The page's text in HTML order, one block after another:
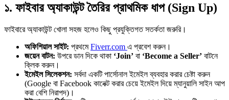
১. ফাইবার অ্যাকাউন্ট তৈরির প্রাথমিক ধাপ (Sign Up)
ফাইবারে অ্যাকাউন্ট খোলা সহজ হলেও কিছু প্রযুক্তিগত সতর্কতা জরুরি।
অফিশিয়াল সাইট: প্রথমেFiverr.com এ প্রবেশ করুন।
জয়েন বাটন: উপরে ডান দিকে থাকা ‘Join’ বা ‘Become a Seller’ বাটনে
ক্লিক করুন।
ইমেইল সিলেকশন: সর্বদা একটি পার্সোনাল ইমেইল ব্যবহার করার চেষ্টা করুন
(Google বা Facebook কানেক্ট করার চেয়ে ইমেইল দিয়ে ম্যানুয়ালি সাইন আপ
করা বেশি নিরাপদ)।